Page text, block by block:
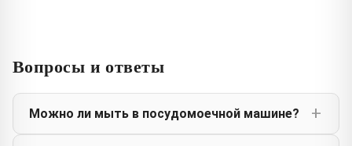
Вопросы и ответы
Можно ли мыть в посудомоечной машине?